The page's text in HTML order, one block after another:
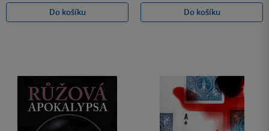
Do košíku
Do košíku